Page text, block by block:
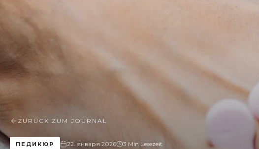
ZURÜCK ZUM JOURNAL
ПЕДИКЮР 22. января 2026 3 Min Lesezeit